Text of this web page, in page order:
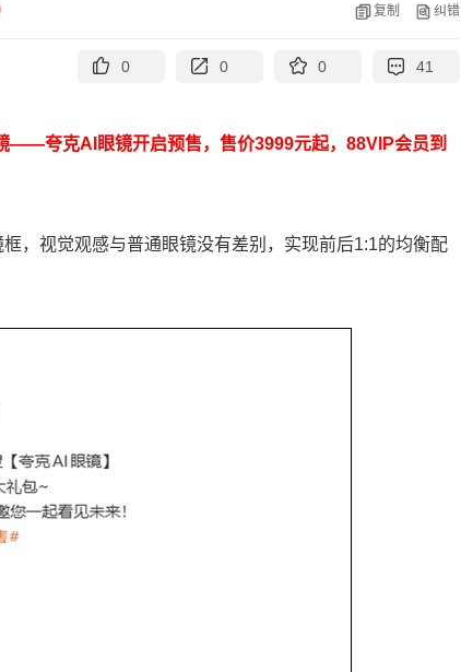
复制 纠错
0 0 0 41
——夸克AI眼镜开启预售，售价3999元起，88VIP会员到
，视觉观感与普通眼镜没有差别，实现前后1:1的均衡配